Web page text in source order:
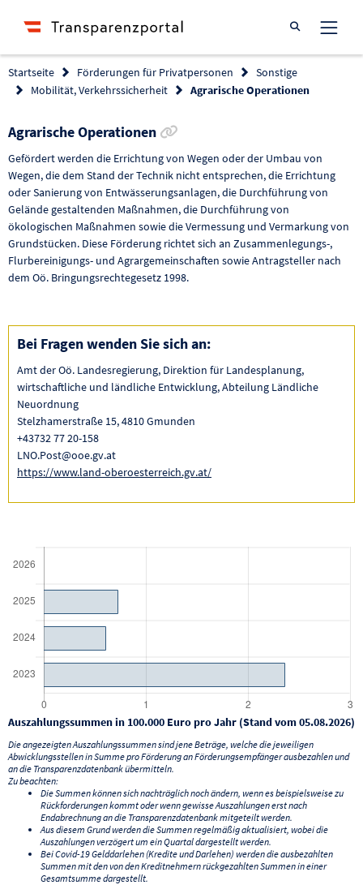
Suche öffnen
Startseite Förderungen für Privatpersonen
Sonstige
Mobilität, Verkehrssicherheit
Agrarische Operationen
Agrarische Operationen
Gefördert werden die Errichtung von Wegen oder der Umbau von
Wegen, die dem Stand der Technik nicht entsprechen, die Errichtung
oder Sanierung von Entwässerungsanlagen, die Durchführung von
Gelände gestaltenden Maßnahmen, die Durchführung von
ökologischen Maßnahmen sowie die Vermessung und Vermarkung von
Grundstücken. Diese Förderung richtet sich an Zusammenlegungs-,
Flurbereinigungs- und Agrargemeinschaften sowie Antragsteller nach
dem Oö. Bringungsrechtegesetz 1998.
Bei Fragen wenden Sie sich an:
Amt der Oö. Landesregierung, Direktion für Landesplanung,
wirtschaftliche und ländliche Entwicklung, Abteilung Ländliche
Neuordnung
Stelzhamerstraße 15, 4810 Gmunden
+43732 77 20-158
LNO.Post@ooe.gv.at
https://www.land-oberoesterreich.gv.at/
Auszahlungssummen in 100.000 Euro pro Jahr (Stand vom 05.08.2026)
Die angezeigten Auszahlungssummen sind jene Beträge, welche die jeweiligen
Abwicklungsstellen in Summe pro Förderung an Förderungsempfänger ausbezahlen und
an die Transparenzdatenbank übermitteln.
Zu beachten:
Die Summen können sich nachträglich noch ändern, wenn es beispielsweise zu
Rückforderungen kommt oder wenn gewisse Auszahlungen erst nach
Endabrechnung an die Transparenzdatenbank mitgeteilt werden.
Aus diesem Grund werden die Summen regelmäßig aktualisiert, wobei die
Auszahlungen verzögert um ein Quartal dargestellt werden.
Bei Covid-19 Gelddarlehen (Kredite und Darlehen) werden die ausbezahlten
Summen mit den von den Kreditnehmern rückgezahlten Summen in einer
Gesamtsumme dargestellt.